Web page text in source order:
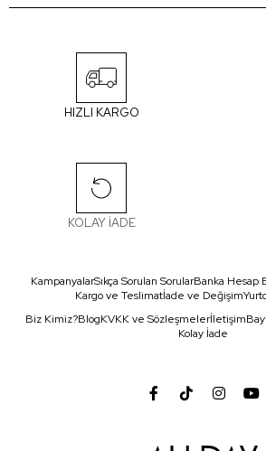
HIZLI KARGO
KOLAY İADE
KampanyalarSıkça Sorulan SorularBanka Hesap
Kargo ve Teslimatİade ve Değişim
Biz Kimiz?BlogKVKK ve Sözleşmelerİletişim
Kolay İade